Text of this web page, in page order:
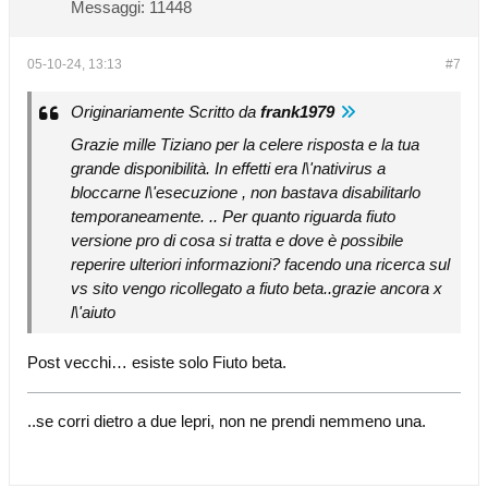
Messaggi: 11448
#7
05-10-24, 13:13
Originariamente Scritto da frank1979
Grazie mille Tiziano per la celere risposta e la tua
grande disponibilità. In effetti era l\'nativirus a
bloccarne l\'esecuzione , non bastava disabilitarlo
temporaneamente. .. Per quanto riguarda fiuto
versione pro di cosa si tratta e dove è possibile
reperire ulteriori informazioni? facendo una ricerca sul
vs sito vengo ricollegato a fiuto beta..grazie ancora x
l\'aiuto
Post vecchi… esiste solo Fiuto beta.
..se corri dietro a due lepri, non ne prendi nemmeno una.